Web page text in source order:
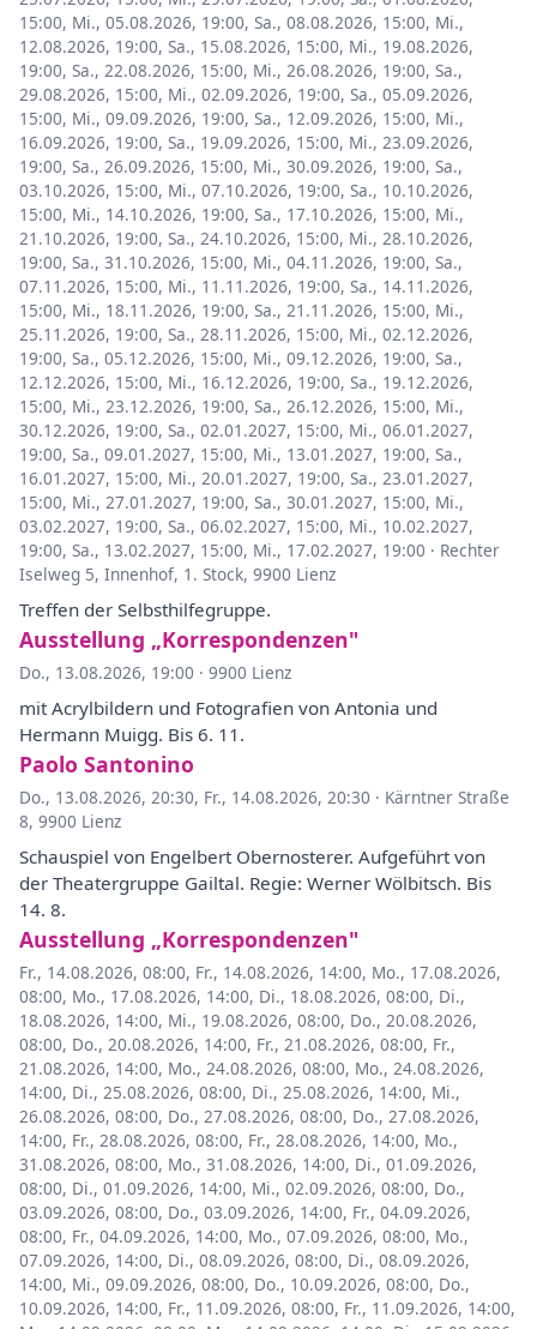
15:00, Mi., 05.08.2026, 19:00, Sa., 08.08.2026, 15:00, Mi.,
12.08.2026, 19:00, Sa., 15.08.2026, 15:00, Mi., 19.08.2026,
19:00, Sa., 22.08.2026, 15:00, Mi., 26.08.2026, 19:00, Sa.,
29.08.2026, 15:00, Mi., 02.09.2026, 19:00, Sa., 05.09.2026,
15:00, Mi., 09.09.2026, 19:00, Sa., 12.09.2026, 15:00, Mi.,
16.09.2026, 19:00, Sa., 19.09.2026, 15:00, Mi., 23.09.2026,
19:00, Sa., 26.09.2026, 15:00, Mi., 30.09.2026, 19:00, Sa.,
03.10.2026, 15:00, Mi., 07.10.2026, 19:00, Sa., 10.10.2026,
15:00, Mi., 14.10.2026, 19:00, Sa., 17.10.2026, 15:00, Mi.,
21.10.2026, 19:00, Sa., 24.10.2026, 15:00, Mi., 28.10.2026,
19:00, Sa., 31.10.2026, 15:00, Mi., 04.11.2026, 19:00, Sa.,
07.11.2026, 15:00, Mi., 11.11.2026, 19:00, Sa., 14.11.2026,
15:00, Mi., 18.11.2026, 19:00, Sa., 21.11.2026, 15:00, Mi.,
25.11.2026, 19:00, Sa., 28.11.2026, 15:00, Mi., 02.12.2026,
19:00, Sa., 05.12.2026, 15:00, Mi., 09.12.2026, 19:00, Sa.,
12.12.2026, 15:00, Mi., 16.12.2026, 19:00, Sa., 19.12.2026,
15:00, Mi., 23.12.2026, 19:00, Sa., 26.12.2026, 15:00, Mi.,
30.12.2026, 19:00, Sa., 02.01.2027, 15:00, Mi., 06.01.2027,
19:00, Sa., 09.01.2027, 15:00, Mi., 13.01.2027, 19:00, Sa.,
16.01.2027, 15:00, Mi., 20.01.2027, 19:00, Sa., 23.01.2027,
15:00, Mi., 27.01.2027, 19:00, Sa., 30.01.2027, 15:00, Mi.,
03.02.2027, 19:00, Sa., 06.02.2027, 15:00, Mi., 10.02.2027,
19:00, Sa., 13.02.2027, 15:00, Mi., 17.02.2027, 19:00 · Rechter
Iselweg 5, Innenhof, 1. Stock, 9900 Lienz
Treffen der Selbsthilfegruppe.
Ausstellung „Korrespondenzen"
Do., 13.08.2026, 19:00 · 9900 Lienz
mit Acrylbildern und Fotografien von Antonia und
Hermann Muigg. Bis 6. 11.
Paolo Santonino
Do., 13.08.2026, 20:30, Fr., 14.08.2026, 20:30 · Kärntner Straße
8, 9900 Lienz
Schauspiel von Engelbert Obernosterer. Aufgeführt von
der Theatergruppe Gailtal. Regie: Werner Wölbitsch. Bis
14. 8.
Ausstellung „Korrespondenzen"
Fr., 14.08.2026, 08:00, Fr., 14.08.2026, 14:00, Mo., 17.08.2026,
08:00, Mo., 17.08.2026, 14:00, Di., 18.08.2026, 08:00, Di.,
18.08.2026, 14:00, Mi., 19.08.2026, 08:00, Do., 20.08.2026,
08:00, Do., 20.08.2026, 14:00, Fr., 21.08.2026, 08:00, Fr.,
21.08.2026, 14:00, Mo., 24.08.2026, 08:00, Mo., 24.08.2026,
14:00, Di., 25.08.2026, 08:00, Di., 25.08.2026, 14:00, Mi.,
26.08.2026, 08:00, Do., 27.08.2026, 08:00, Do., 27.08.2026,
14:00, Fr., 28.08.2026, 08:00, Fr., 28.08.2026, 14:00, Mo.,
31.08.2026, 08:00, Mo., 31.08.2026, 14:00, Di., 01.09.2026,
08:00, Di., 01.09.2026, 14:00, Mi., 02.09.2026, 08:00, Do.,
03.09.2026, 08:00, Do., 03.09.2026, 14:00, Fr., 04.09.2026,
08:00, Fr., 04.09.2026, 14:00, Mo., 07.09.2026, 08:00, Mo.,
07.09.2026, 14:00, Di., 08.09.2026, 08:00, Di., 08.09.2026,
14:00, Mi., 09.09.2026, 08:00, Do., 10.09.2026, 08:00, Do.,
10.09.2026, 14:00, Fr., 11.09.2026, 08:00, Fr., 11.09.2026, 14:00,